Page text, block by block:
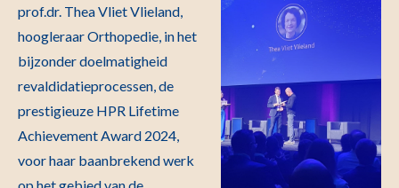
prof.dr. Thea Vliet Vlieland,
hoogleraar Orthopedie, in het
bijzonder doelmatigheid
revaldidatieprocessen, de
prestigieuze HPR Lifetime
Achievement Award 2024,
voor haar baanbrekend werk